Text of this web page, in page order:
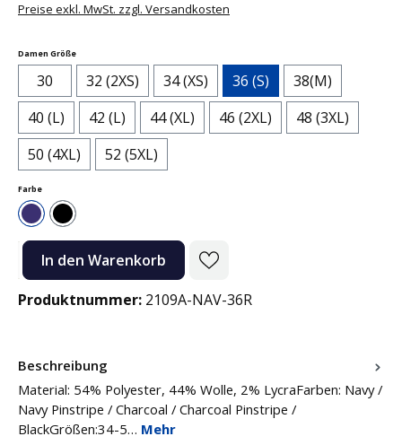
Preise exkl. MwSt. zzgl. Versandkosten
Damen Größeauswählen
30 32 (2XS) 34 (XS) 36 (S)
38(M)
40 (L)
42 (L) 44 (XL) 46 (2XL)
48 (3XL)
50 (4XL)
52 (5XL)
Farbeauswählen
NavySchwarz
Produkt Anzahl: Gib den gewünschten Wert ein oder benutze die
In den Warenkorb
Produktnummer: 2109A-NAV-36R
Beschreibung
Material: 54% Polyester, 44% Wolle, 2% LycraFarben: Navy /
Navy Pinstripe / Charcoal / Charcoal Pinstripe /
BlackGrößen:34-5… Mehr